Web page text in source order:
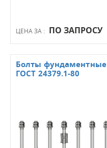
ЦЕНА ЗА : ПО ЗАПРОСУ
Болты фундаментные
ГОСТ 24379.1-80